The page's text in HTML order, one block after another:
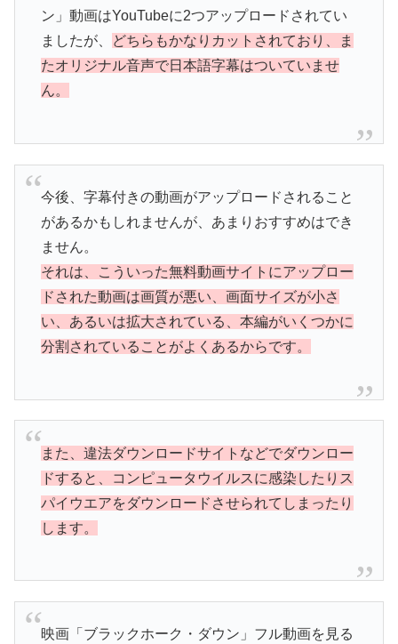
ン」動画はYouTubeに2つアップロードされてい
ましたが、
どちらもかなりカットされており、ま
たオリジナル音声で日本語字幕はついていませ
ん。
今後、字幕付きの動画がアップロードされること
があるかもしれませんが、あまりおすすめはでき
ません。
それは、こういった無料動画サイトにアップロー
ドされた動画は画質が悪い、画面サイズが小さ
い、あるいは拡大されている、本編がいくつかに
分割されていることがよくあるからです。
また、違法ダウンロードサイトなどでダウンロー
ドすると、コンピュータウイルスに感染したりス
パイウエアをダウンロードさせられてしまったり
します。
映画「ブラックホーク・ダウン」フル動画を見る